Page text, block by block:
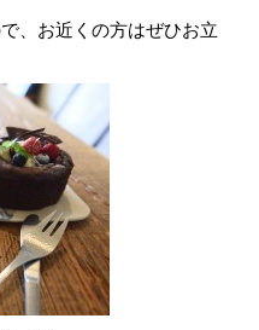
、お近くの方はぜひお立